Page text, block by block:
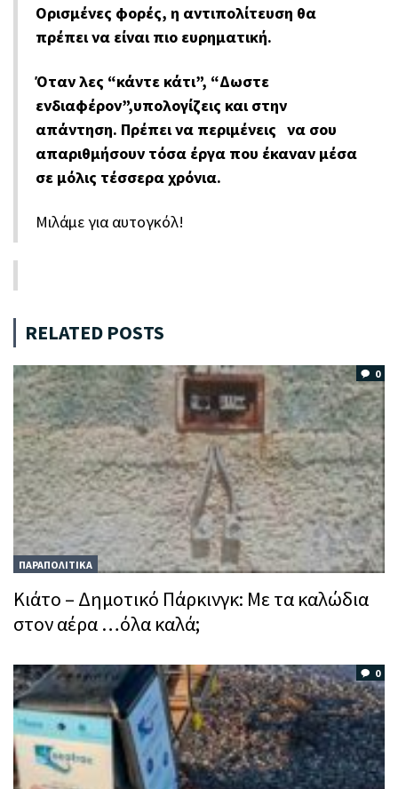
Ορισμένες φορές, η αντιπολίτευση θα
πρέπει να είναι πιο ευρηματική.
Όταν λες “κάντε κάτι”, “Δωστε
ενδιαφέρον”,υπολογίζεις και στην
απάντηση. Πρέπει να περιμένεις να σου
απαριθμήσουν τόσα έργα που έκαναν μέσα
σε μόλις τέσσερα χρόνια.
Μιλάμε για αυτογκόλ!
RELATED POSTS
0
ΠΑΡΑΠΟΛΙΤΙΚΑ
Kιάτο – Δημοτικό Πάρκινγκ: Mε τα καλώδια
στον αέρα …όλα καλά;
0